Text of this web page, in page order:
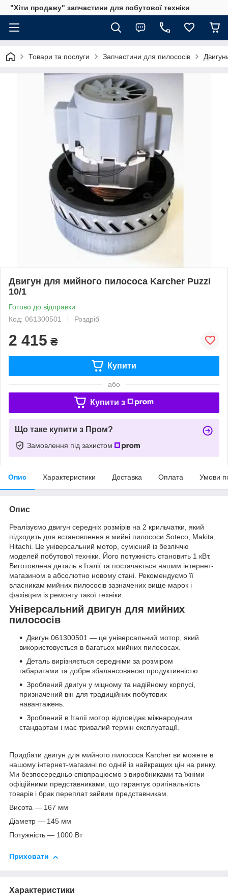
"Хіти продажу" запчастини для побутової техніки
Товари та послуги Запчастини для пилососів
Двигун для мийного пилососа Karcher Puzzi
10/1
Готово до відправки
Код: 061300501
Роздріб
2 415 ₴
Купити
або
Купити з
Що таке купити з Пром?
Замовлення під захистом
Опис Характеристики Доставка Оплата Умови
Опис
Реалізуємо двигун середніх розмірів на 2 крильчатки, який
підходить для встановлення в мийні пилососи Soteco, Makita,
Hitachi. Це універсальний мотор, сумісний із безліччю
моделей побутової техніки. Його потужність становить 1 кВт.
Виготовлена деталь в Італії та постачається нашим інтернет-
магазином в абсолютно новому стані. Рекомендуємо її
власникам мийних пилососів зазначених вище марок і
фахівцям із ремонту такої техніки.
Універсальний двигун для мийних
пилососів
Двигун 061300501 — це універсальний мотор, який
використовується в багатьох мийних пилососах.
Деталь вирізняється середніми за розміром
габаритами та добре збалансованою продуктивністю.
Зроблений двигун у міцному та надійному корпусі,
призначений він для традиційних побутових
навантажень.
Зроблений в Італії мотор відповідає міжнародним
стандартам і має тривалий термін експлуатації.
Придбати двигун для мийного пилососа Karcher ви можете в
нашому інтернет-магазині по одній із найкращих цін на ринку.
Ми безпосередньо співпрацюємо з виробниками та їхніми
офіційними представниками, що гарантує оригінальність
товарів і брак переплат зайвим представникам.
Висота — 167 мм
Діаметр — 145 мм
Потужність — 1000 Вт
Приховати
Характеристики